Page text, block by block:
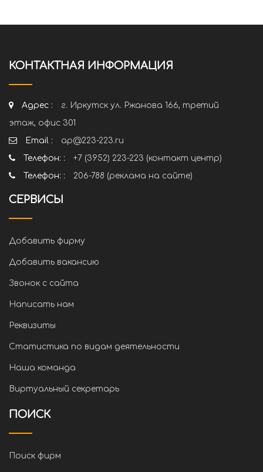
КОНТАКТНАЯ ИНФОРМАЦИЯ
Адрес :
г. Иркутск ул. Ржанова 166, третий
этаж, офис 301
Email :
ap@223-223.ru
Телефон: :
+7 (3952) 223-223 (контакт центр)
Телефон: :
206-788 (реклама на сайте)
СЕРВИСЫ
Добавить фирму
Добавить вакансию
Звонок с сайта
Написать нам
Реквизиты
Статистика по видам деятельности
Наша команда
Виртуальный секретарь
ПОИСК
Поиск фирм